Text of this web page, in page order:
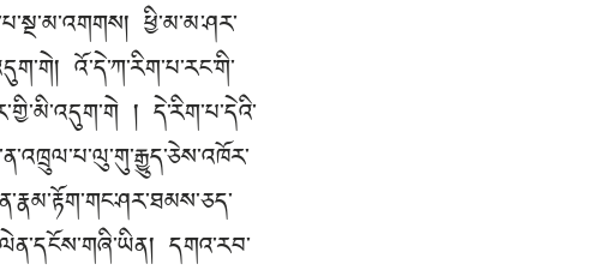
ཕྱི་མ་མ་ཤར་
འོ་དེ་ཀ་རིག་པ་རང་གི་
། དེ་རིག་པ་དེའི་
དགའ་རབ་